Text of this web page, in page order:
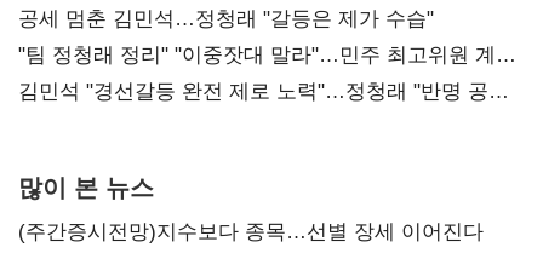
공세 멈춘 김민석…정청래 "갈등은 제가 수습"
"팀 정청래 정리" "이중잣대 말라"…민주 최고위원 계파
다툼 격화
김민석 "경선갈등 완전 제로 노력"…정청래 "반명 공세
많이 본 뉴스
(주간증시전망)지수보다 종목…선별 장세 이어진다